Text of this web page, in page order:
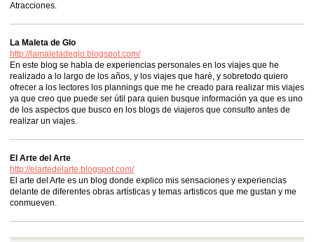
Atracciones.
La Maleta de Glo
http://lamaletadeglo.blogspot.com/
En este blog se habla de experiencias personales en los viajes que he
realizado a lo largo de los años, y los viajes que haré, y sobretodo quiero
ofrecer a los lectores los plannings que me he creado para realizar mis viajes
ya que creo que puede ser útil para quien busque información ya que es uno
de los aspectos que busco en los blogs de viajeros que consulto antes de
realizar un viajes.
El Arte del Arte
http://elartedelarte.blogspot.com/
El arte del Arte es un blog donde explico mis sensaciones y experiencias
delante de diferentes obras artísticas y temas artisticos que me gustan y me
conmueven.